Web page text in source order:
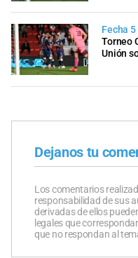
Fecha 5
Torneo
Unión
Dejanos tu
Los comentarios
responsabilidad de sus
derivadas de ellos
legales que
que no respondan al